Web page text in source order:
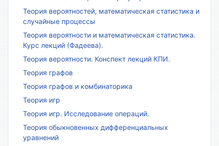
Теория вероятностей, математическая статистика и
случайные процессы
Теория вероятности и математическая статистика.
Курс лекций (Фадеева).
Теория вероятности. Конспект лекций КПИ.
Теория графов
Теория графов и комбинаторика
Теория игр
Теория игр. Исследование операций.
Теория обыкновенных дифференциальных
уравнений